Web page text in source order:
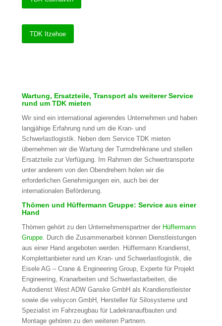
TDK Itzehoe
Wartung, Ersatzteile, Transport als weiterer Service
rund um TDK mieten
Wir sind ein international agierendes Unternehmen und haben
langjähige Erfahrung rund um die Kran- und
Schwerlastlogistik. Neben dem Service TDK mieten
übernehmen wir die Wartung der Turmdrehkrane und stellen
Ersatzteile zur Verfügung. Im Rahmen der Schwertransporte
unter anderem von den Obendrehern holen wir die
erforderlichen Genehmigungen ein, auch bei der
internationalen Beförderung.
Thömen und Hüffermann Gruppe: Service aus einer
Hand
Thömen gehört zu den Unternehmenspartner der Hüffermann
Gruppe. Durch die Zusammenarbeit können Dienstleistungen
aus einer Hand angeboten werden. Hüffermann Krandienst,
Komplettanbieter rund um Kran- und Schwerlastlogistik, die
Eisele AG – Crane & Engineering Group, Experte für Projekt
Engineering, Kranarbeiten und Schwerlastarbeiten, die
Autodienst West ADW Ganske GmbH als Krandienstleister
sowie die velsycon GmbH, Hersteller für Silosysteme und
Spezialist im Fahrzeugbau für Ladekranaufbauten und
Montage gehören zu den weiteren Partnern.